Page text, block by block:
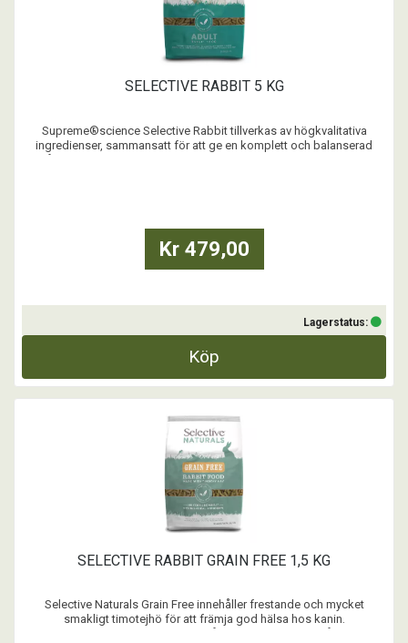
SELECTIVE RABBIT 5 KG
Supreme®science Selective Rabbit tillverkas av högkvalitativa
ingredienser, sammansatt för att ge en komplett och balanserad
Kr 479,00
Lagerstatus:
Köp
SELECTIVE RABBIT GRAIN FREE 1,5 KG
Selective Naturals Grain Free innehåller frestande och mycket
smakligt timotejhö för att främja god hälsa hos kanin.